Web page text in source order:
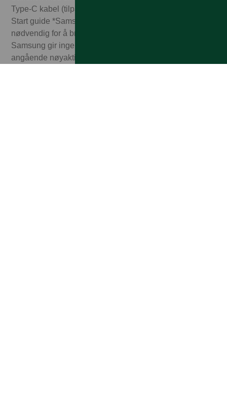
Type-C kabel (tilpasset opp til 25 W) Uttaksnål Quick
Start guide *Samsung-kontoinnlogging kan være
nødvendig for å bruke visse Samsung AI-funksjoner.
Samsung gir ingen løfter, forsikringer eller garantier
angående nøyaktigheten, fullstendigheten eller